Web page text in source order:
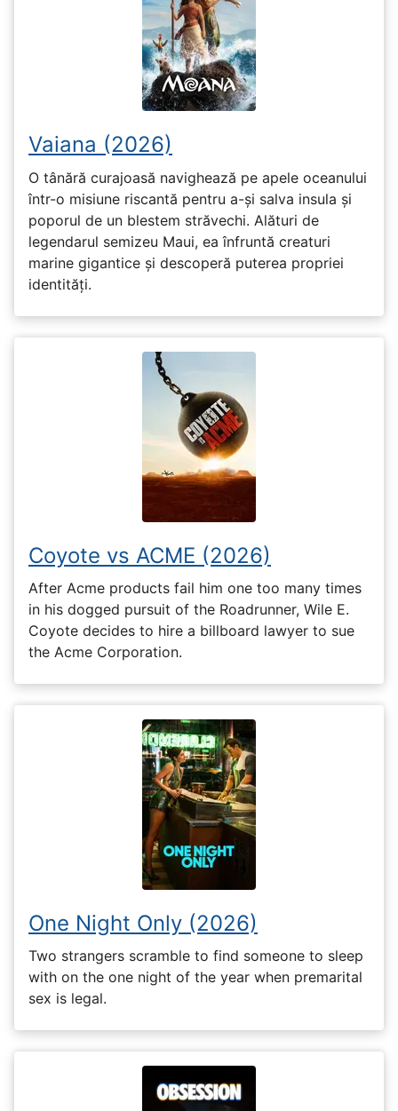
Vaiana (2026)
O tânără curajoasă navighează pe apele oceanului
într-o misiune riscantă pentru a-și salva insula și
poporul de un blestem străvechi. Alături de
legendarul semizeu Maui, ea înfruntă creaturi
marine gigantice și descoperă puterea propriei
identități.
Coyote vs ACME (2026)
After Acme products fail him one too many times
in his dogged pursuit of the Roadrunner, Wile E.
Coyote decides to hire a billboard lawyer to sue
the Acme Corporation.
One Night Only (2026)
Two strangers scramble to find someone to sleep
with on the one night of the year when premarital
sex is legal.